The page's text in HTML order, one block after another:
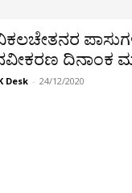
ದಿನಾಂಕ
Desk - 24/12/2020